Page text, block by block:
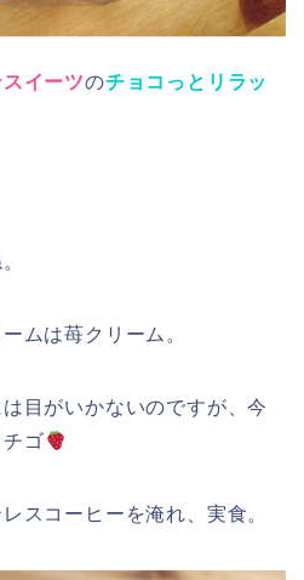
イーツのチョコっとリラッ
ムは苺クリーム。
目がいかないのですが、今
ゴ
スコーヒーを淹れ、実食。